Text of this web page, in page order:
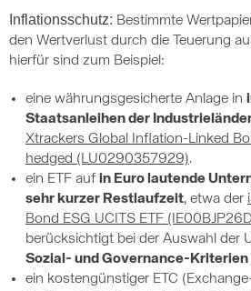
Inflationsschutz: Bestimmte
den Wertverlust durch die Teuerung
hierfür sind zum Beispiel:
eine währungsgesicherte Anlage in
Staatsanleihen der
Xtrackers Global Inflation-Linked
hedged (LU0290357929).
ein ETF auf in Euro lautende
sehr kurzer Restlaufzeit, etwa der
Bond ESG UCITS ETF
berücksichtigt bei der Auswahl der
Sozial- und Governance-Kriterien
ein kostengünstiger ETC